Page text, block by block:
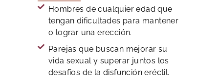
Hombres de cualquier edad que
tengan dificultades para mantener
o lograr una erección.
Parejas que buscan mejorar su
vida sexual y superar juntos los
desafíos de la disfunción eréctil.